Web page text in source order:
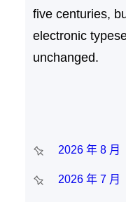
five centuries,
electronic
unchanged.
2026 年 8 月
2026 年 7 月